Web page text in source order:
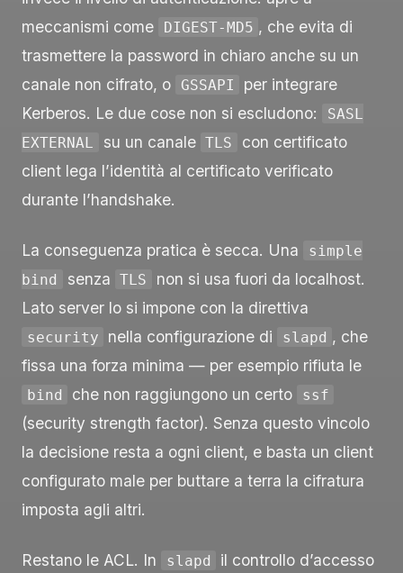
meccanismi come
DIGEST-MD5 , che evita di
trasmettere la password in chiaro anche su un
canale non cifrato, o
GSSAPI
per integrare
Kerberos. Le due cose non si escludono:
SASL
EXTERNAL
su un canale TLS
con certificato
client lega l’identità al certificato verificato
durante l’handshake.
La conseguenza pratica è secca. Una
simple
bind
senza TLS
non si usa fuori da localhost.
Lato server lo si impone con la direttiva
security nella configurazione di slapd , che
fissa una forza minima — per esempio rifiuta le
bind che non raggiungono un certo ssf
(security strength factor). Senza questo vincolo
la decisione resta a ogni client, e basta un client
configurato male per buttare a terra la cifratura
imposta agli altri.
Restano le ACL. In slapd
il controllo d’accesso